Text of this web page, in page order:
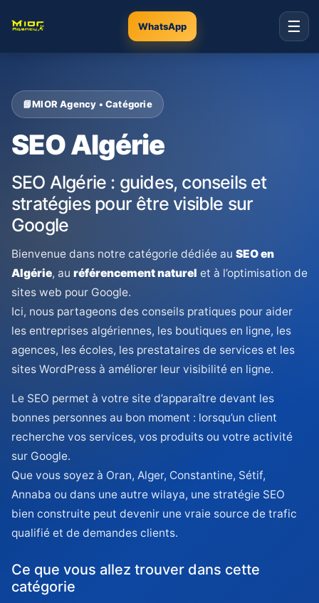
WhatsApp ☰
MIOR Agency • Catégorie
SEO Algérie
SEO Algérie : guides, conseils et
stratégies pour être visible sur
Google
Bienvenue dans notre catégorie dédiée au SEO en
Algérie, au référencement naturel et à l’optimisation de
sites web pour Google.
Ici, nous partageons des conseils pratiques pour aider
les entreprises algériennes, les boutiques en ligne, les
agences, les écoles, les prestataires de services et les
sites WordPress à améliorer leur visibilité en ligne.
Le SEO permet à votre site d’apparaître devant les
bonnes personnes au bon moment : lorsqu’un client
recherche vos services, vos produits ou votre activité
sur Google.
Que vous soyez à Oran, Alger, Constantine, Sétif,
Annaba ou dans une autre wilaya, une stratégie SEO
bien construite peut devenir une vraie source de trafic
qualifié et de demandes clients.
Ce que vous allez trouver dans cette
catégorie